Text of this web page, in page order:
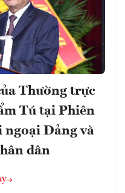
Thường trực
Tú tại Phiên
ngoại Đảng và
dân